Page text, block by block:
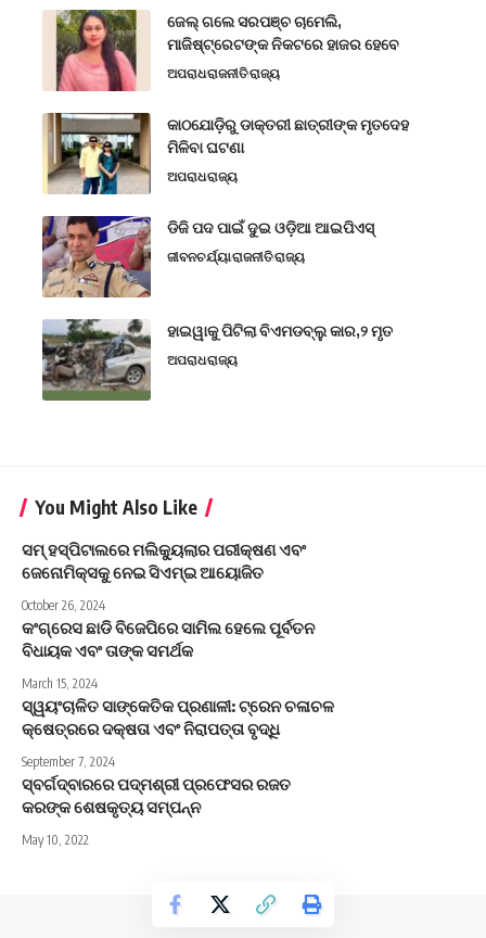
ଜେଲ୍ ଗଲେ ସରପଞ୍ଚ ଚାମେଲି,
ମାଜିଷ୍ଟ୍ରେଟଙ୍କ ନିକଟରେ ହାଜର ହେବେ
ଅପରାଧରାଜନୀତିରାଜ୍ୟ
କାଠଯୋଡ଼ିରୁ ଡାକ୍ତରୀ ଛାତ୍ରୀଙ୍କ ମୃତଦେହ
ମିଳିବା ଘଟଣା
ଅପରାଧରାଜ୍ୟ
ଡିଜି ପଦ ପାଇଁ ଦୁଇ ଓଡ଼ିଆ ଆଇପିଏସ୍
ଜୀବନଚର୍ଯ୍ୟାରାଜନୀତିରାଜ୍ୟ
ହାଇୱାକୁ ପିଟିଲା ବିଏମଡବ୍ଲୁ କାର,୨ ମୃତ
ଅପରାଧରାଜ୍ୟ
You Might Also Like
ସମ୍ ହସ୍ପିଟାଲରେ ମଲିକ୍ୟୁଲାର ପରୀକ୍ଷଣ ଏବଂ
ଜେନୋମିକ୍ସକୁ ନେଇ ସିଏମ୍‌ଇ ଆୟୋଜିତ
October 26, 2024
କଂଗ୍ରେସ ଛାଡି ବିଜେପିରେ ସାମିଲ ହେଲେ ପୂର୍ବତନ
ବିଧାୟକ ଏବଂ ତାଙ୍କ ସମର୍ଥକ
March 15, 2024
ସ୍ୱୟଂଚାଳିତ ସାଙ୍କେତିକ ପ୍ରଣାଳୀ: ଟ୍ରେନ ଚଳାଚଳ
କ୍ଷେତ୍ରରେ ଦକ୍ଷତା ଏବଂ ନିରାପତ୍ତା ବୃଦ୍ଧି
September 7, 2024
ସ୍ବର୍ଗଦ୍ବାରରେ ପଦ୍ମଶ୍ରୀ ପ୍ରଫେସର ରଜତ
କରଙ୍କ ଶେଷକୃତ୍ୟ ସମ୍ପନ୍ନ
May 10, 2022